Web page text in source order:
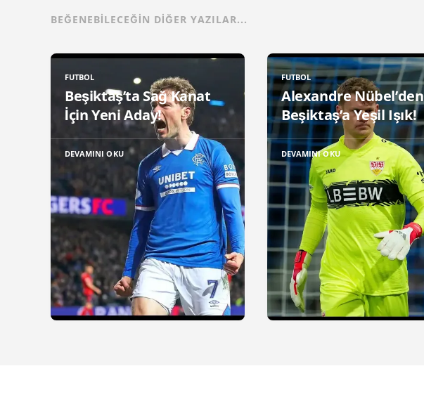
BEĞENEBILECEĞIN DIĞER YAZILAR...
FUTBOL
Beşiktaş’ta Sağ Kanat
İçin Yeni Aday!
DEVAMINI OKU
FUTBOL
Alexandre Nübel’den
Beşiktaş’a Yeşil Işık!
DEVAMINI OKU